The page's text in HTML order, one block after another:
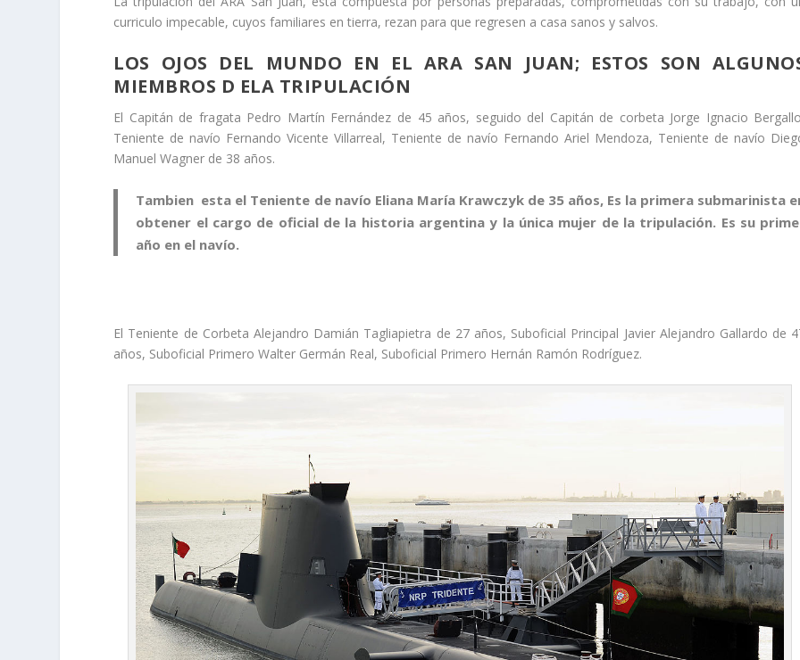
curriculo impecable, cuyos familiares en tierra, rezan para que regresen a casa sanos y salvos.
LOS OJOS DEL MUNDO EN EL ARA SAN JUAN; ESTOS SON
MIEMBROS D ELA TRIPULACIÓN
El Capitán de fragata Pedro Martín Fernández de 45 años, seguido del Capitán de corbeta Jorge Ignacio
Teniente de navío Fernando Vicente Villarreal, Teniente de navío Fernando Ariel Mendoza, Teniente de navío
Manuel Wagner de 38 años.
Tambien esta el Teniente de navío Eliana María Krawczyk de 35 años, Es la primera submarinista
obtener el cargo de oficial de la historia argentina y la única mujer de la tripulación. Es su
año en el navío.
El Teniente de Corbeta Alejandro Damián Tagliapietra de 27 años, Suboficial Principal Javier Alejandro Gallardo de
años, Suboficial Primero Walter Germán Real, Suboficial Primero Hernán Ramón Rodríguez.